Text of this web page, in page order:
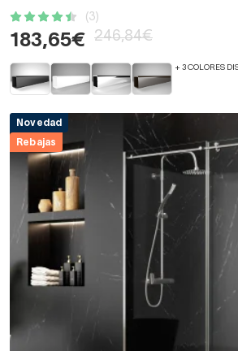
(3)
183,65€ 246,84€
+ 3 COLORES
Novedad
Rebajas